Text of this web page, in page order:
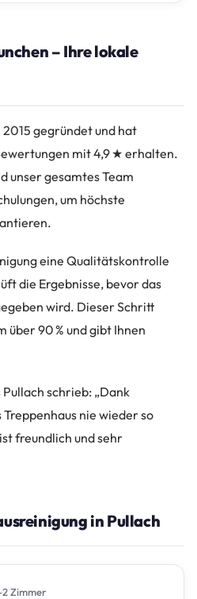
– Ihre lokale
gegründet und hat
mit 4,9 ★ erhalten.
unser gesamtes Team
um höchste
eine Qualitätskontrolle
die Ergebnisse, bevor das
wird. Dieser Schritt
über 90 % und gibt Ihnen
schrieb: „Dank
nie wieder so
freundlich und sehr
in Pullach
Zimmer